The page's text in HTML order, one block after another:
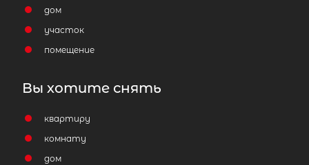
дом
участок
помещение
Вы хотите снять
квартиру
комнату
дом